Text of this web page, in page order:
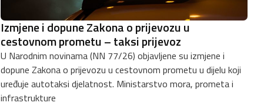
Izmjene i dopune Zakona o prijevozu u
cestovnom prometu – taksi prijevoz
U Narodnim novinama (NN 77/26) objavljene su izmjene i
dopune Zakona o prijevozu u cestovnom prometu u dijelu koji
uređuje autotaksi djelatnost. Ministarstvo mora, prometa i
infrastrukture